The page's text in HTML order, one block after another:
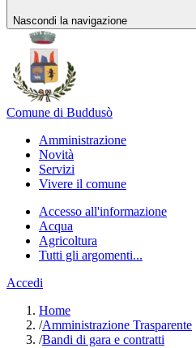
Nascondi la navigazione
Comune di Buddusò
Amministrazione
Novità
Servizi
Vivere il comune
Accesso all'informazione
Acqua
Agricoltura
Tutti gli argomenti...
Accedi
Home
/Amministrazione Trasparente
/Bandi di gara e contratti